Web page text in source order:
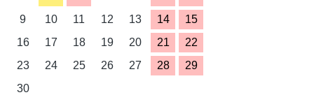
9
10 11 12 13 14
15
16
17 18 19 20 21
22
23
24 25 26 27 28
29
30